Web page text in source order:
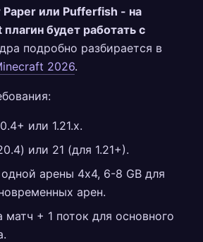
Paper или Pufferfish - на
будет работать с
подробно разбирается в
2026.
или 1.21.x.
или 21 (для 1.21+).
арены 4х4, 6-8 GB для
арен.
матч + 1 поток для основного